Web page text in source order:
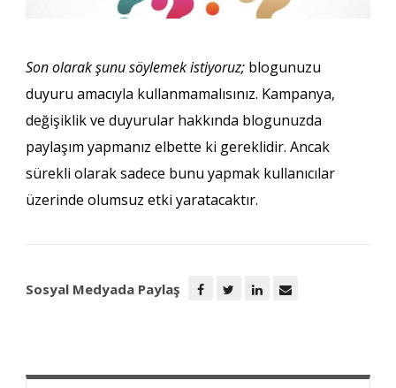
Son olarak şunu söylemek istiyoruz;blogunuzu
duyuru amacıyla kullanmamalısınız. Kampanya,
değişiklik ve duyurular hakkında blogunuzda
paylaşım yapmanız elbette ki gereklidir. Ancak
sürekli olarak sadece bunu yapmak kullanıcılar
üzerinde olumsuz etki yaratacaktır.
Sosyal Medyada Paylaş